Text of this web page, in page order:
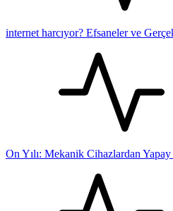
internet harcıyor? Efsaneler ve
On Yılı: Mekanik Cihazlardan